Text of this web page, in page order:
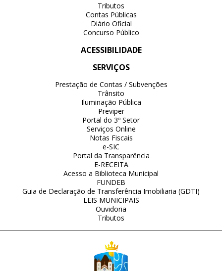
Tributos
Contas Públicas
Diário Oficial
Concurso Público
ACESSIBILIDADE
SERVIÇOS
Prestação de Contas / Subvenções
Trânsito
Iluminação Pública
Previper
Portal do 3º Setor
Serviços Online
Notas Fiscais
e-SIC
Portal da Transparência
E-RECEITA
Acesso a Biblioteca Municipal
FUNDEB
Guia de Declaração de Transferência Imobiliaria (GDTI)
LEIS MUNICIPAIS
Ouvidoria
Tributos